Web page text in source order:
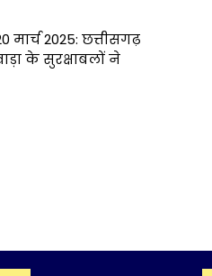
मार्च 2025: छत्तीसगढ़
के सुरक्षाबलों ने